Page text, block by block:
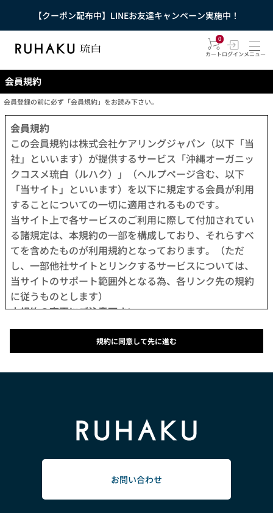
【クーポン配布中】LINEお友達キャンペーン実施中！
0
カートログインメニュー
会員規約
会員登録の前に必ず「会員規約」をお読み下さい。
会員規約
この会員規約は株式会社ケアリングジャパン（以下「当
社」といいます）が提供するサービス「沖縄オーガニッ
クコスメ琉白（ルハク）」（ヘルプページ含む、以下
「当サイト」といいます）を以下に規定する会員が利用
することについての一切に適用されるものです。
当サイト上で各サービスのご利用に際して付加されてい
る諸規定は、本規約の一部を構成しており、それらすべ
てを含めたものが利用規約となっております。（ただ
し、一部他社サイトとリンクするサービスについては、
当サイトのサポート範囲外となる為、各リンク先の規約
に従うものとします）
本規約の変更にご注意下さい
1. 当社は、会員の了承を得ることなく本規約を随時変更
することができるものとし、会員はこれを承諾します。
2. 前項の変更については、当サイト上に1ヵ月間表示した
時点で、全ての会員が了承したものとみなします。
合、当社は、会員に対し随時必要な事項を通知します。
2. 前項の通知は、当サイト上に表示した時点で全ての会
会員登録について
当サイトにおいてのご購入は、「会員登録をして購入」
か「会員登録せずに購入」のどちらでも可能です。
規約に同意して先に進む
お問い合わせ